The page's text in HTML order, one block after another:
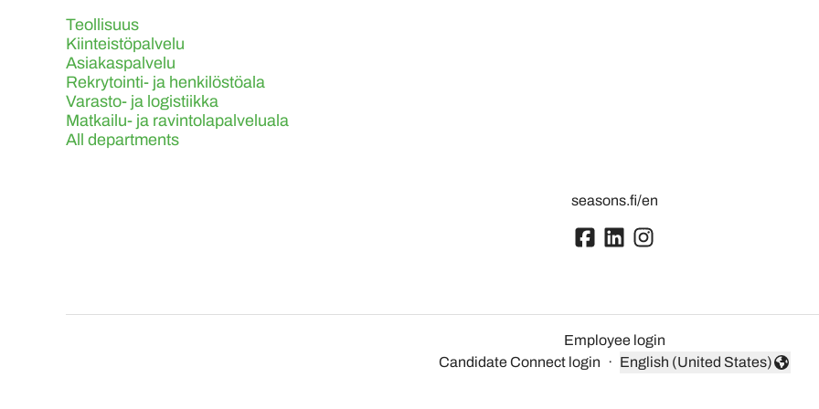
Teollisuus
Kiinteistöpalvelu
Asiakaspalvelu
Rekrytointi- ja henkilöstöala
Varasto- ja logistiikka
Matkailu- ja ravintolapalveluala
All departments
seasons.fi/en
Employee login
Candidate Connect login ·
Change language
English (United States)